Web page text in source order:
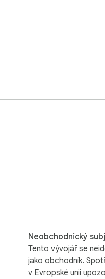
Neobchodnický
Tento vývojář se
jako obchodník.
v Evropské unii